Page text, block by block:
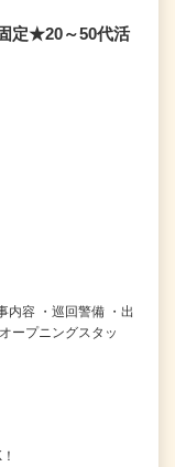
定★20～50代活
内容 ・巡回警備 ・出
ープニングスタッ